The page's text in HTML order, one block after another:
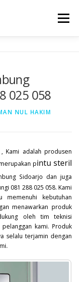
Menu
025 058
NUL HAKIM
Kami adalah produsen
pintu steril
Sidoarjo dan juga
081 288 025 058. Kami
memenuhi kebutuhan
menawarkan produk
oleh tim teknisi
kami. Produk
selalu terjamin dengan